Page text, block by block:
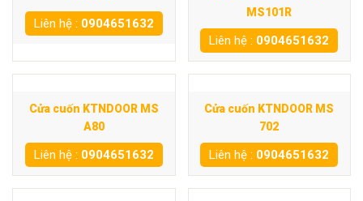
Liên hệ : 0904651632
MS101R
Liên hệ : 0904651632
Cửa cuốn KTNDOOR MS
A80
Liên hệ : 0904651632
Cửa cuốn KTNDOOR MS
702
Liên hệ : 0904651632